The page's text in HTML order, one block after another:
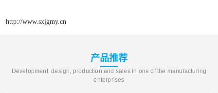
http://www.sxjgmy.cn
产品推荐
Development, design, production and sales in one of the manufacturing
enterprises